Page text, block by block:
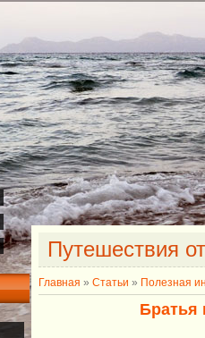
Путешествия
Главная » Статьи » Полезная
Братья